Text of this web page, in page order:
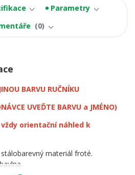
Parametry
0
BARVU RUČNÍKU
UVEĎTE BARVU a JMÉNO)
orientační náhled k
materiál froté.